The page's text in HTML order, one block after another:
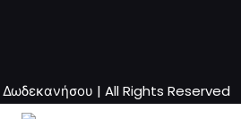
| All Rights Reserved